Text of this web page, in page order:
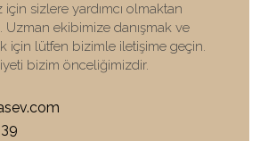
sizlere yardımcı olmaktan
Uzman ekibimize danışmak ve
için lütfen bizimle iletişime geçin.
bizim önceliğimizdir.